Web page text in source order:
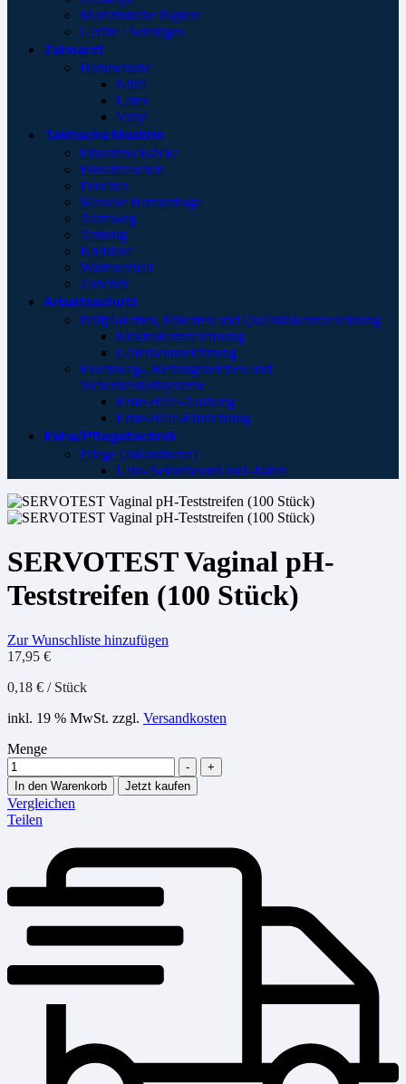
Medizinische Papiere
Geräte / Sonstiges
Zahnarzt
Handschuhe
Nitril
Latex
Vinyl
Taktische Medizin
Einsatzrucksäcke
Einsatztaschen
Pouches
Massive Hemorrhage
Atemweg
Atmung
Kreislauf
Wärmeerhalt
Zubehör
Arbeitsschutz
Prüfplaketten, Etiketten und Qualitätskennzeichnung
Elektrokennzeichnung
Leiterkennzeichnung
Fluchtweg-, Rettungszeichen und
Sicherheistleitsysteme
Erste-Hilfe-Aushang
Erste-Hilfe-Einrichtung
Reha/Pflegetechnik
Pflege (Inkontinenz)
Urin-/Sekretbeutel und -halter
SERVOTEST Vaginal pH-
Teststreifen (100 Stück)
Zur Wunschliste hinzufügen
17,95 €
0,18 € / Stück
inkl. 19 % MwSt. zzgl. Versandkosten
Menge
-
+
In den Warenkorb
Jetzt kaufen
Vergleichen
Teilen